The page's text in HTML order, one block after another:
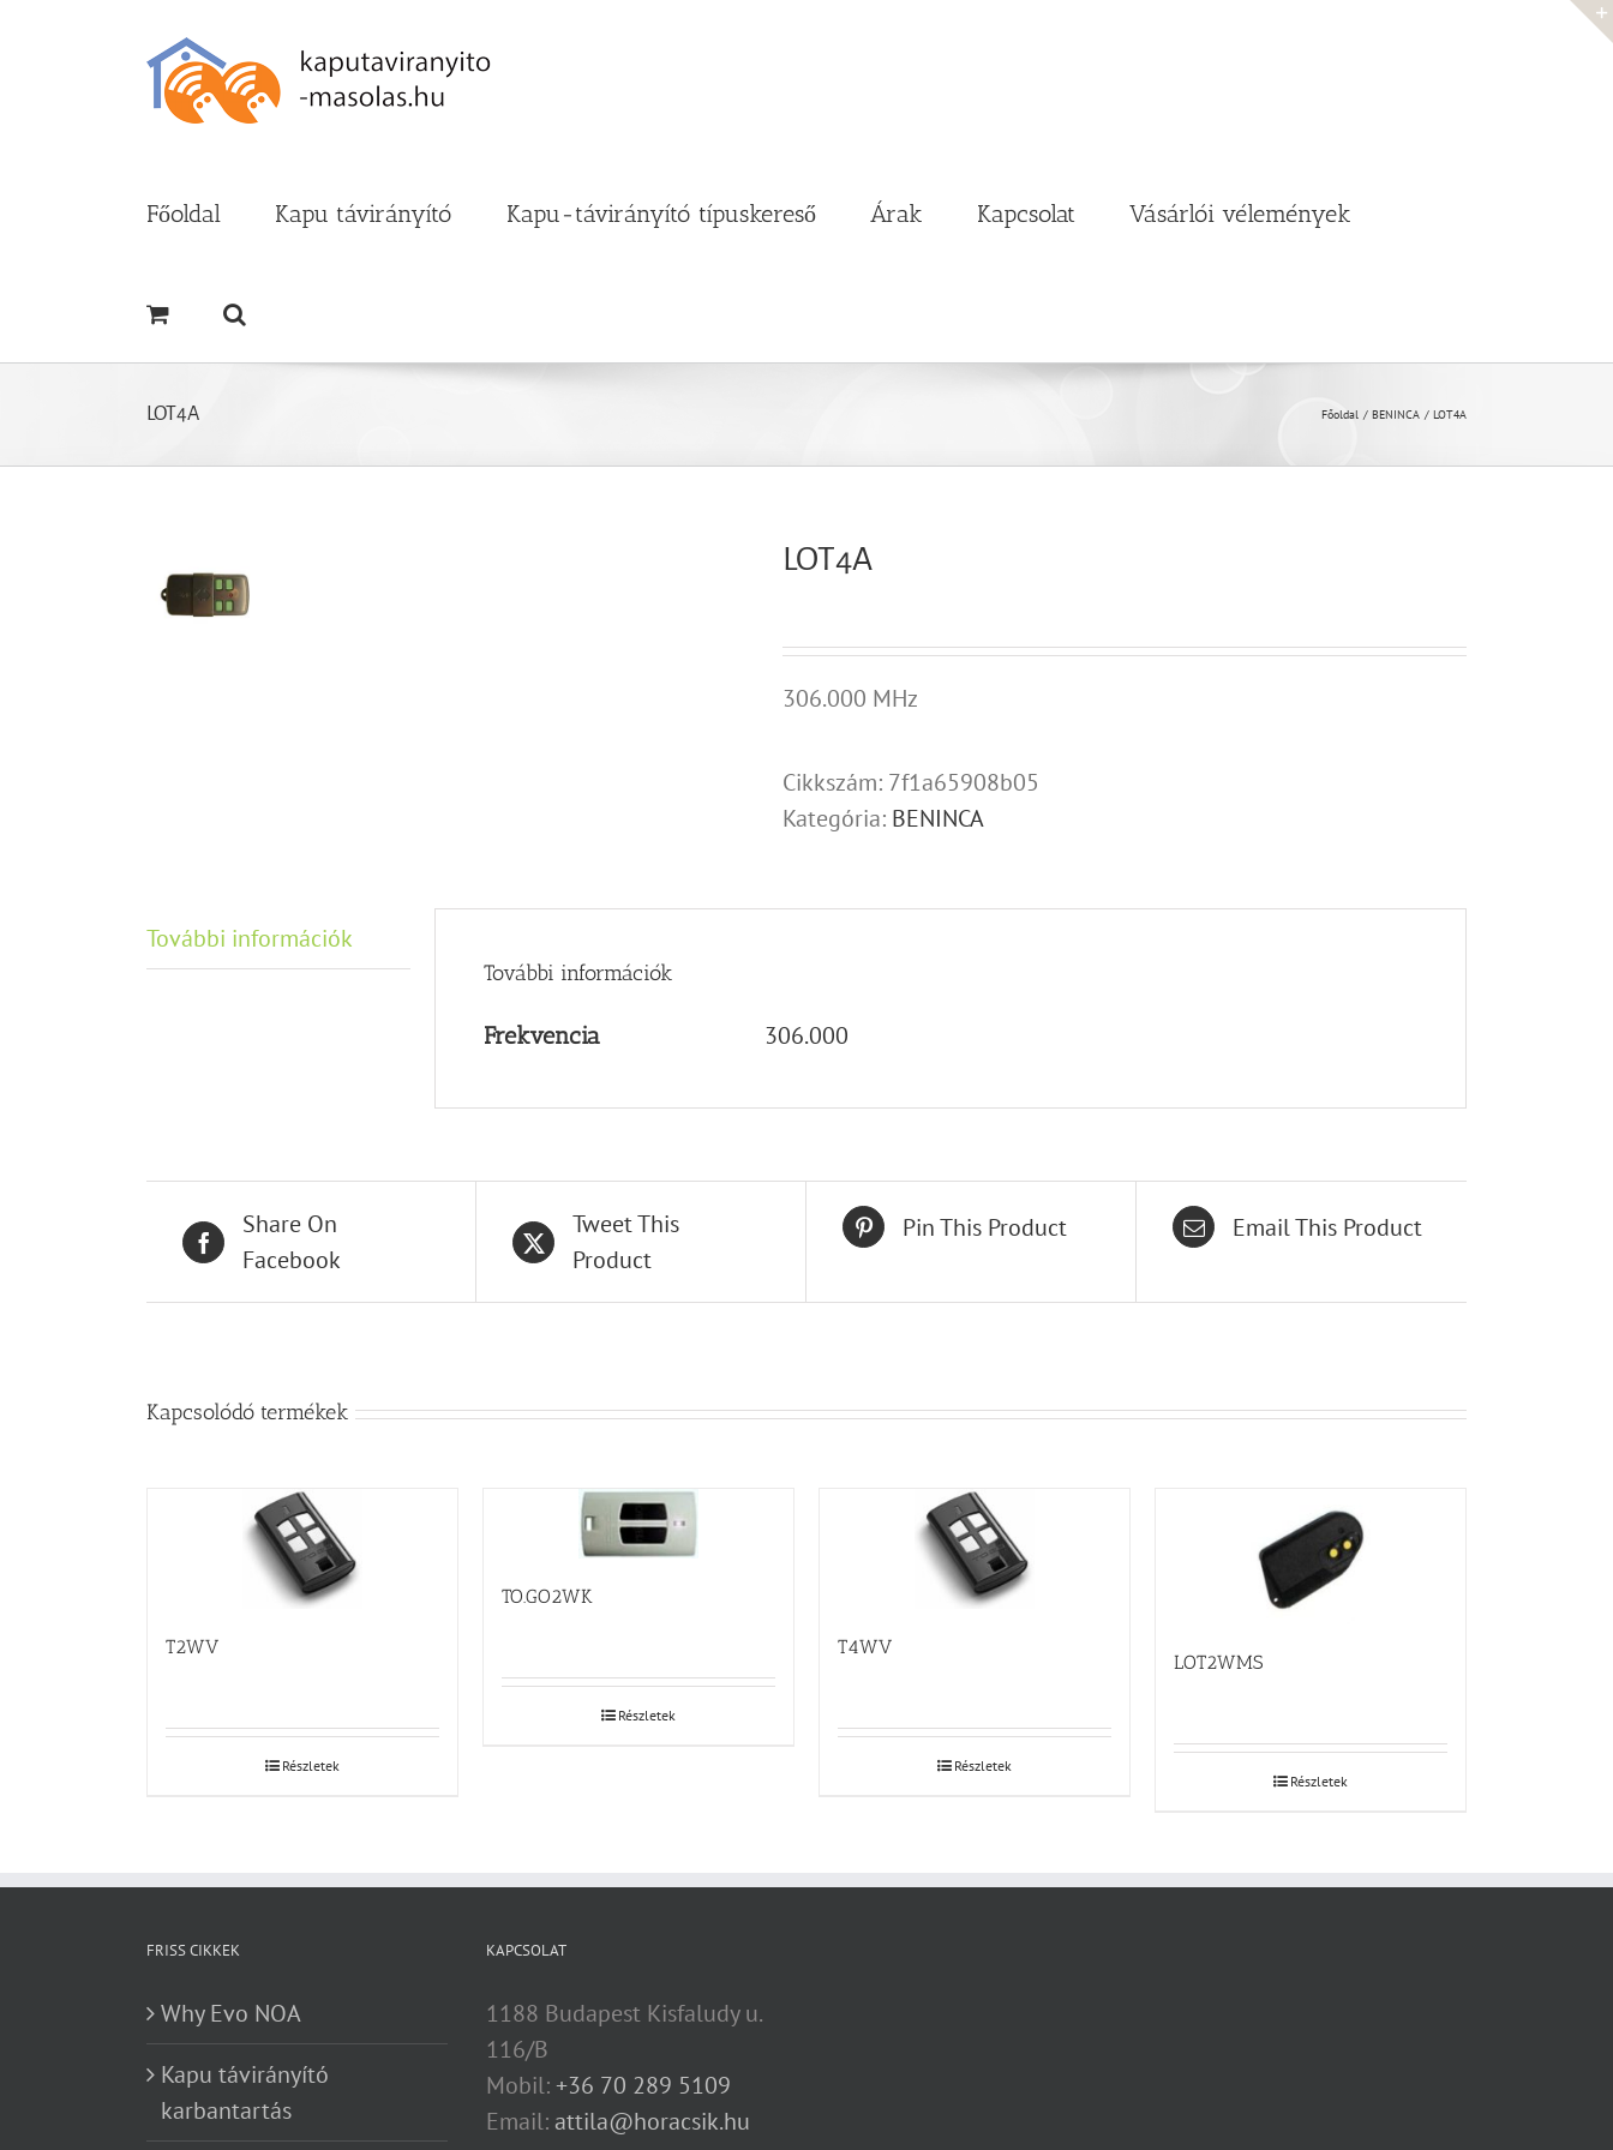
Főoldal Kapu távirányító Kapu-távirányító típuskereső Árak Kapcsolat Vásárlói vélemények
LOT4A Főoldal BENINCA LOT4A
LOT4A
306.000 MHz
Cikkszám: 7f1a65908b05
Kategória: BENINCA
További információk
További információk
Frekvencia 306.000
Share On
Facebook
Tweet This
Product
Pin This Product Email This Product
Kapcsolódó termékek
T2WV
Részletek
TO.GO2WK
Részletek
T4WV
Részletek
LOT2WMS
Részletek
FRISS CIKKEK
Why Evo NOA
Kapu távirányító
karbantartás
KAPCSOLAT
1188 Budapest Kisfaludy u.
116/B
Mobil:+36 70 289 5109
Email: attila@horacsik.hu